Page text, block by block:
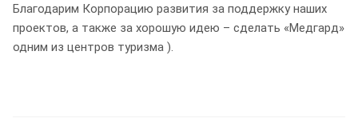
Благодарим Корпорацию развития за поддержку наших
проектов, а также за хорошую идею – сделать «Медгард»
одним из центров туризма ).